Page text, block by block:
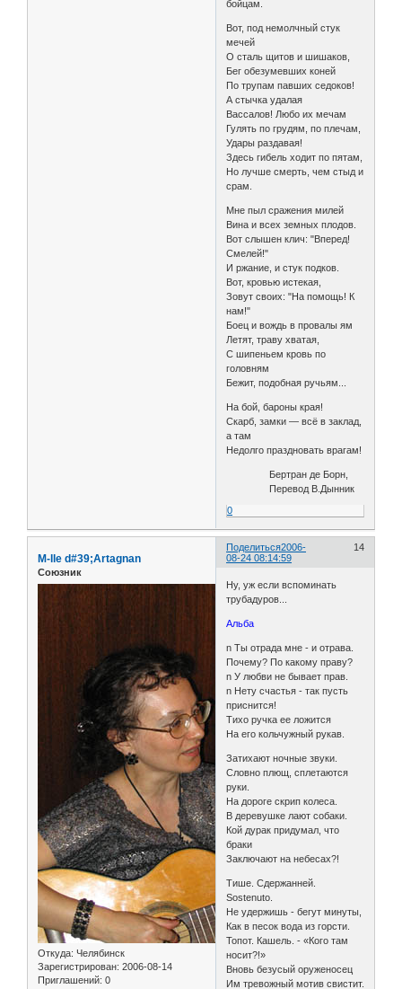
бойцам.
Вот, под немолчный стук
мечей
О сталь щитов и шишаков,
Бег обезумевших коней
По трупам павших седоков!
А стычка удалая
Вассалов! Любо их мечам
Гулять по грудям, по плечам,
Удары раздавая!
Здесь гибель ходит по пятам,
Но лучше смерть, чем стыд и
срам.
Мне пыл сражения милей
Вина и всех земных плодов.
Вот слышен клич: "Вперед!
Смелей!"
И ржание, и стук подков.
Вот, кровью истекая,
Зовут своих: "На помощь! К
нам!"
Боец и вождь в провалы ям
Летят, траву хватая,
С шипеньем кровь по
головням
Бежит, подобная ручьям...
На бой, бароны края!
Скарб, замки — всё в заклад,
а там
Недолго праздновать врагам!
Бертран де Борн,
Перевод В.Дынник
0
Поделиться 14
2006-
08-24 08:14:59
M-lle d#39;Artagnan
Союзник
Откуда: Челябинск
Зарегистрирован: 2006-08-14
Приглашений: 0
Ну, уж если вспоминать
трубадуров...
Альба
n Ты отрада мне - и отрава.
Почему? По какому праву?
n У любви не бывает прав.
n Нету счастья - так пусть
приснится!
Тихо ручка ее ложится
На его кольчужный рукав.
Затихают ночные звуки.
Словно плющ, сплетаются
руки.
На дороге скрип колеса.
В деревушке лают собаки.
Кой дурак придумал, что
браки
Заключают на небесах?!
Тише. Сдержанней.
Sostenuto.
Не удержишь - бегут минуты,
Как в песок вода из горсти.
Топот. Кашель. - «Кого там
носит?!»
Вновь безусый оруженосец
Им тревожный мотив свистит.